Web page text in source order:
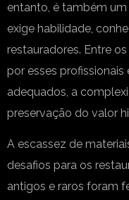
entanto, é também
exige habilidade,
restauradores. Entre
por esses
adequados, a
preservação do valor
A escassez de
desafios para os
antigos e raros foram